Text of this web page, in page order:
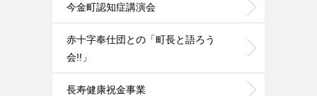
今金町認知症講演会
赤十字奉仕団との「町長と語ろう
会!!」
長寿健康祝金事業